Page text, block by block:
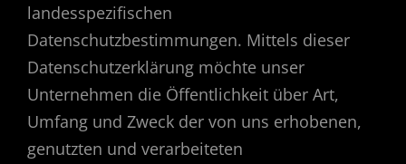
landesspezifischen
Datenschutzbestimmungen. Mittels dieser
Datenschutzerklärung möchte unser
Unternehmen die Öffentlichkeit über Art,
Umfang und Zweck der von uns erhobenen,
genutzten und verarbeiteten